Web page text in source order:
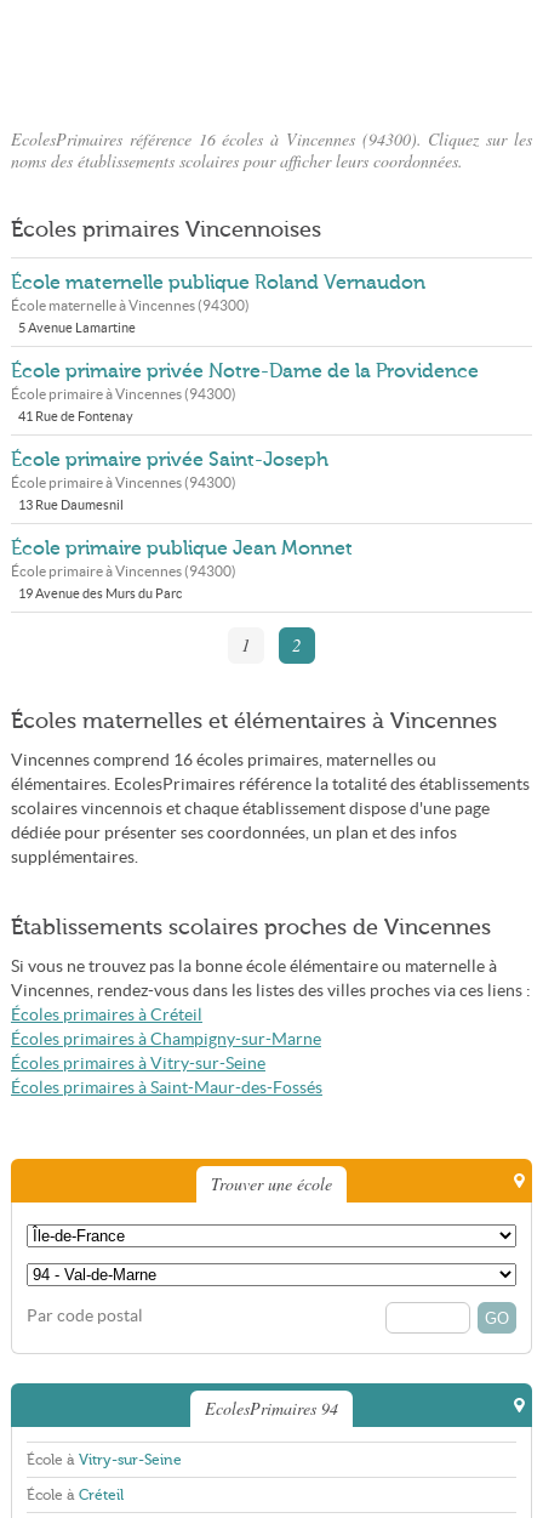
EcolesPrimaires référence 16 écoles à Vincennes (94300). Cliquez sur les
noms des établissements scolaires pour afficher leurs coordonnées.
Écoles primaires Vincennoises
École maternelle publique Roland Vernaudon
École maternelle àVincennes(94300)
5 Avenue Lamartine
École primaire privée Notre-Dame de la Providence
École primaire àVincennes(94300)
41 Rue de Fontenay
École primaire privée Saint-Joseph
École primaire àVincennes(94300)
13 Rue Daumesnil
École primaire publique Jean Monnet
École primaire àVincennes(94300)
19 Avenue des Murs du Parc
1 2
Écoles maternelles et élémentaires à Vincennes
Vincennes comprend 16 écoles primaires, maternelles ou
élémentaires. EcolesPrimaires référence la totalité des établissements
scolaires vincennois et chaque établissement dispose d'une page
dédiée pour présenter ses coordonnées, un plan et des infos
supplémentaires.
Établissements scolaires proches de Vincennes
Si vous ne trouvez pas la bonne école élémentaire ou maternelle à
Vincennes, rendez-vous dans les listes des villes proches via ces liens :
Écoles primaires à Créteil
Écoles primaires à Champigny-sur-Marne
Écoles primaires à Vitry-sur-Seine
Écoles primaires à Saint-Maur-des-Fossés
Trouver une école
Par code postal
EcolesPrimaires 94
École à Vitry-sur-Seine
École à Créteil